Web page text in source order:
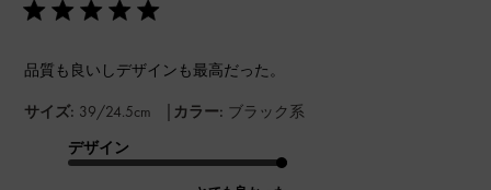
品質も良いしデザインも最高だった。
サイズ: 39/24.5cm | カラー: ブラック系
デザイン